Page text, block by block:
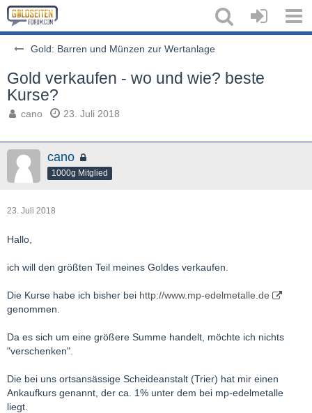
Gold: Barren und Münzen zur Wertanlage
Gold verkaufen - wo und wie? beste
Kurse?
cano 23. Juli 2018
cano
1000g Mitglied
23. Juli 2018
Hallo,
ich will den größten Teil meines Goldes verkaufen.
Die Kurse habe ich bisher bei http://www.mp-edelmetalle.de
genommen.
Da es sich um eine größere Summe handelt, möchte ich nichts
"verschenken".
Die bei uns ortsansässige Scheideanstalt (Trier) hat mir einen
Ankaufkurs genannt, der ca. 1% unter dem bei mp-edelmetalle
liegt.